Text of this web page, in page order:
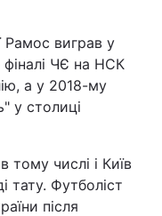
виграв у
фіналі ЧЄ на НСК
а у 2018-му
у столиці
тому числі і Київ
тату. Футболіст
після